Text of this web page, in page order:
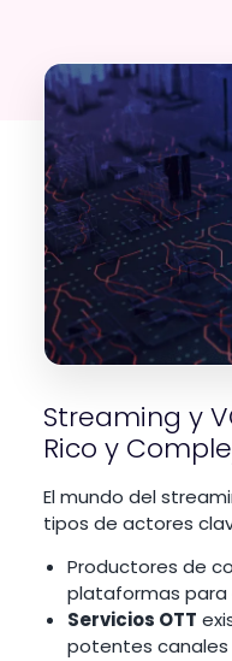
Streaming y
Rico y
El mundo del
tipos de actores
Productores de
plataformas para
Servicios OTT
potentes canales